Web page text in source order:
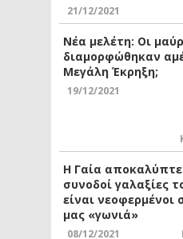
21/12/2021
Νέα μελέτη: Οι
διαμορφώθηκαν
Μεγάλη Έκρηξη;
19/12/2021
Η Γαία
συνοδοί γαλαξίες
είναι νεοφερμένοι
μας «γωνιά»
08/12/2021